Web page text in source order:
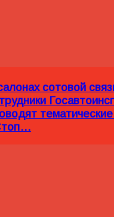
сотовой